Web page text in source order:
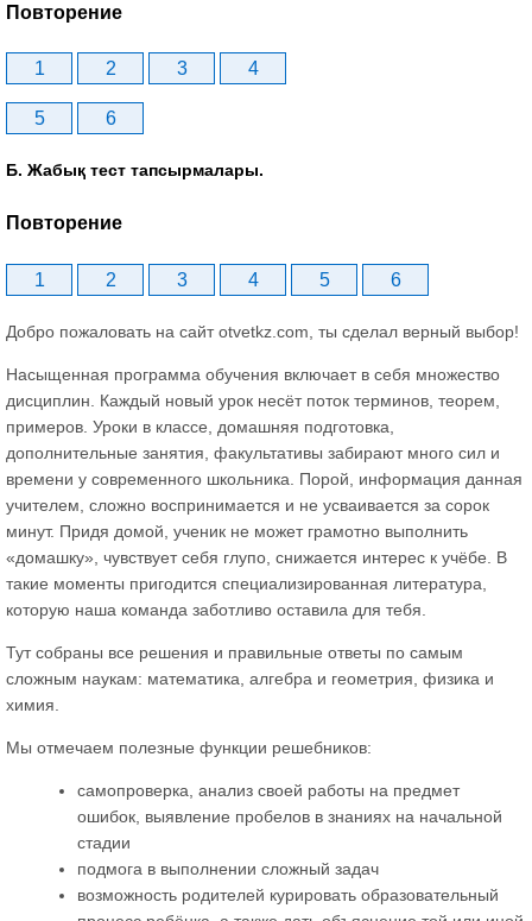
Повторение
1 2 3 4
5 6
Б. Жабық тест тапсырмалары.
Повторение
1 2 3 4 5 6
Добро пожаловать на сайт otvetkz.com, ты сделал верный выбор!
Насыщенная программа обучения включает в себя множество
дисциплин. Каждый новый урок несёт поток терминов, теорем,
примеров. Уроки в классе, домашняя подготовка,
дополнительные занятия, факультативы забирают много сил и
времени у современного школьника. Порой, информация данная
учителем, сложно воспринимается и не усваивается за сорок
минут. Придя домой, ученик не может грамотно выполнить
«домашку», чувствует себя глупо, снижается интерес к учёбе. В
такие моменты пригодится специализированная литература,
которую наша команда заботливо оставила для тебя.
Тут собраны все решения и правильные ответы по самым
сложным наукам: математика, алгебра и геометрия, физика и
химия.
Мы отмечаем полезные функции решебников:
самопроверка, анализ своей работы на предмет
ошибок, выявление пробелов в знаниях на начальной
стадии
подмога в выполнении сложный задач
возможность родителей курировать образовательный